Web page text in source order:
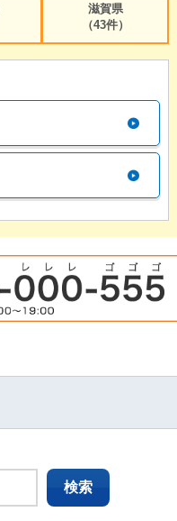
滋賀県
（43件）